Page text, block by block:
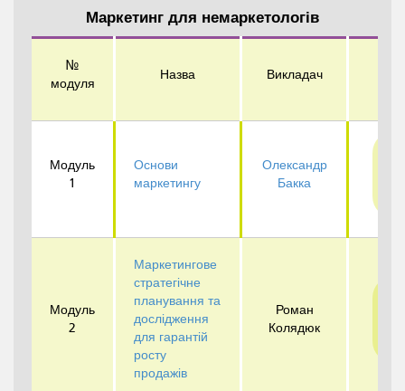
Маркетинг для немаркетологів
№
модуля
Назва Викладач
Модуль
1
Основи
маркетингу
Олександр
Бакка
Модуль
2
Маркетингове
стратегічне
планування та
дослідження
для гарантій
росту
продажів
Роман
Колядюк